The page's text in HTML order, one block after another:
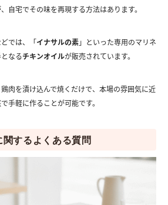
自宅でその味を再現する方法はあります。
では、「イナサルの素」といった専用のマリネ
なるチキンオイルが販売されています。
肉を漬け込んで焼くだけで、本場の雰囲気に近
手軽に作ることが可能です。
するよくある質問